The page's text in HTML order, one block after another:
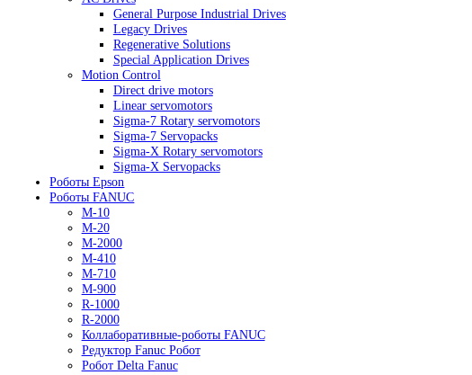
Газовый электромагнитный клапан Siemens
Сервопривод Siemens SKP
Сервопривод Siemens SQM
Сервопривод Siemens SQN
Yaskawa
AC Drives
General Purpose Industrial Drives
Legacy Drives
Regenerative Solutions
Special Application Drives
Motion Control
Direct drive motors
Роботы Epson
Роботы FANUC
M-10
M-20